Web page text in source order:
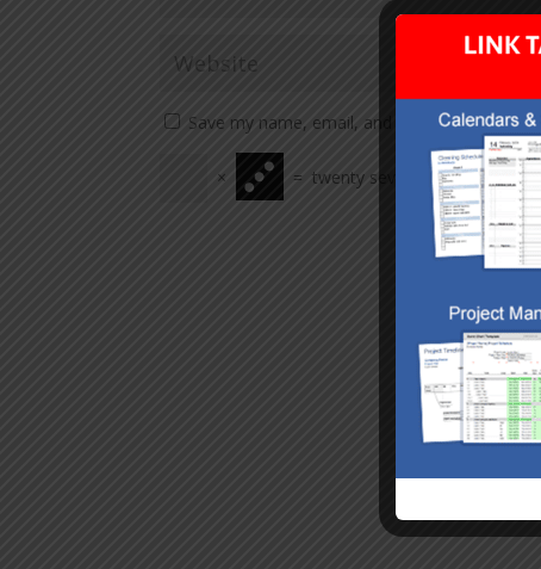
Save my name, email, and website in this
× = twenty seven